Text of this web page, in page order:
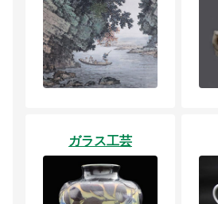
ガラス工芸